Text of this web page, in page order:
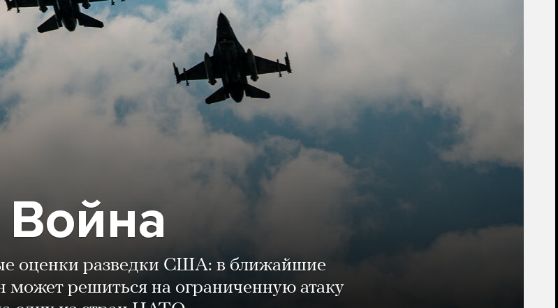
Война
оценки разведки США: в ближайшие
может решиться на ограниченную атаку